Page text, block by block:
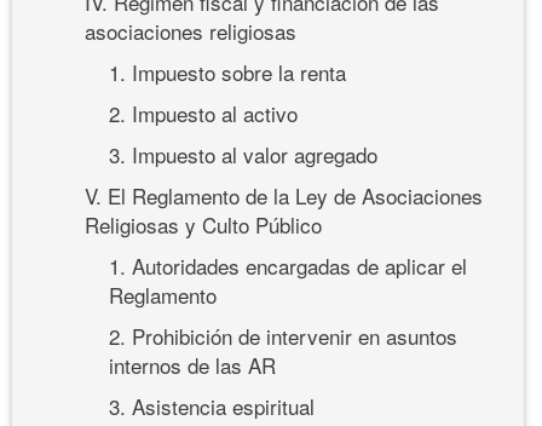
asociaciones religiosas
1. Impuesto sobre la renta
2. Impuesto al activo
3. Impuesto al valor agregado
V. El Reglamento de la Ley de Asociaciones
Religiosas y Culto Público
1. Autoridades encargadas de aplicar el
Reglamento
2. Prohibición de intervenir en asuntos
internos de las AR
3. Asistencia espiritual